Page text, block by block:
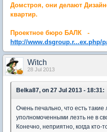
Домстроя, они делают
квартир.
Проектное бюро БАЛК -
http://www.dsgroup.r...ex.php/
Witch
28 Jul 2013
Belka87, on 27 Jul 2013 - 18:31:
Очень печально, что есть
уполномоченными лезть не в
Конечно, неприятно, когда кто-